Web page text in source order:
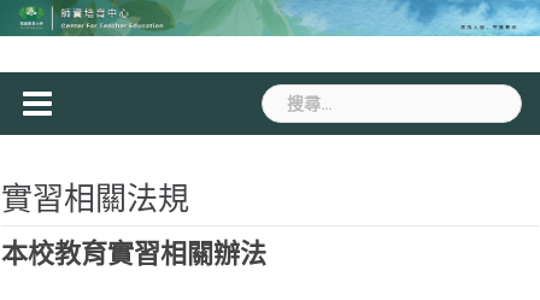
Skip
to
搜
尋
實習相關法規
本校教育實習相關辦法